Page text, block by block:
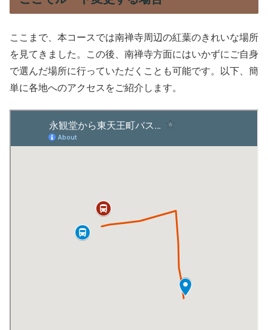
ここまで、本コースでは南禅寺周辺の紅葉のきれいな場所
を見てきました。この後、南禅寺方面にはいかずにご自身
で選んだ場所に行っていただくことも可能です。以下、簡
単に各地へのアクセスをご紹介します。